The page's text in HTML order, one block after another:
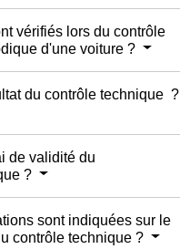
vérifiés lors du contrôle
d'une voiture ?
du contrôle technique ?
de validité du
?
sont indiquées sur le
contrôle technique ?